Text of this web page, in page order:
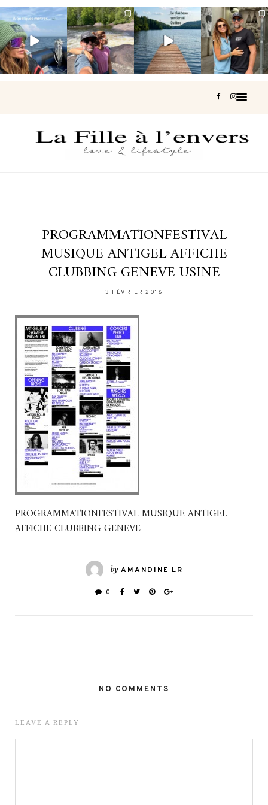
Voir une baleine
en photo, c’est
impressionnant
🐋...
Les Laurentides,
le Québec
version nature.
...
Et si je te disais
qu’il existe un
sentier où tu...
127 37
Montréal, une
très belle
surprise 🇨🇦
453
PROGRAMMATIONFESTIVAL
MUSIQUE ANTIGEL AFFICHE
CLUBBING GENEVE USINE
3 FÉVRIER 2016
PROGRAMMATIONFESTIVAL MUSIQUE ANTIGEL
AFFICHE CLUBBING GENEVE
by AMANDINE LR
0
NO COMMENTS
LEAVE A REPLY